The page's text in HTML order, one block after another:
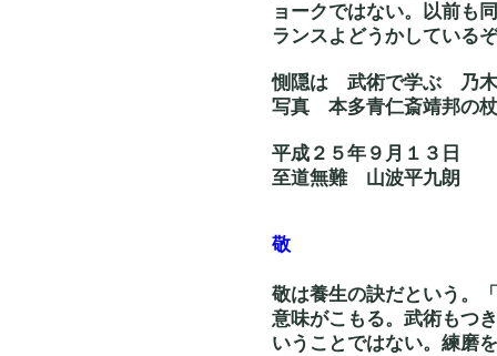
ョークではない。以前も
ランスよどうかしている
惻隠は 武術で学ぶ
写真 本多青仁斎靖
平成２５年９月１３日
至道無難 山波平九朗
敬
敬は養生の訣だという。
意味がこもる。武術もつ
いうことではない。練磨